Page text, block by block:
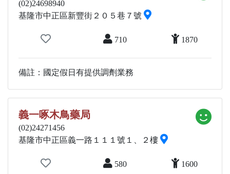
(02)24698940
基隆市中正區新豐街２０５巷７號
710 1870
備註：國定假日有提供調劑業務
義一啄木鳥藥局
(02)24271456
基隆市中正區義一路１１１號１、２樓
580 1600